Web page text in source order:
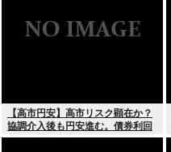
【高市円安】高市リスク顕在か？
協調介入後も円安進む。債券利回
りは急騰。大丈夫なのか？